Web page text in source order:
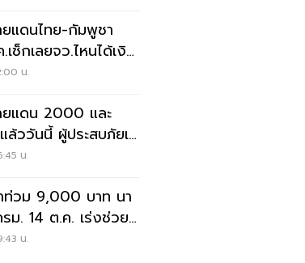
ยแดนไทย-กัมพูชา
ช็กเลยจว.ไหนได้เงิน
น.
ยแดน 2000 และ
ววันนี้ ผู้ประสบภัยเช็
น.
ท่วม 9,000 บาท นา
รม. 14 ต.ค. เร่งช่วยผู้
น.